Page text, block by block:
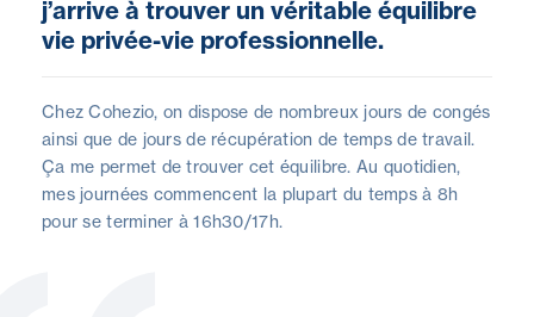
j’arrive à trouver un véritable équilibre
vie privée-vie professionnelle.
Chez Cohezio, on dispose de nombreux jours de congés
ainsi que de jours de récupération de temps de travail.
Ça me permet de trouver cet équilibre. Au quotidien,
mes journées commencent la plupart du temps à 8h
pour se terminer à 16h30/17h.